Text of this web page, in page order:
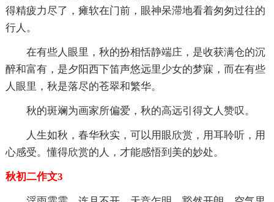
得精疲力尽了，瘫软在门前，眼神呆滞地看着匆匆过往的
行人。
在有些人眼里，秋的扮相恬静端庄，是收获满仓的沉
醉和富有，是夕阳西下笛声悠远里少女的梦寐，而在有些
人眼里，秋是落尽的苍翠和繁华。
秋的斑斓为画家所偏爱，秋的高远引得文人赞叹。
人生如秋，春华秋实，可以用眼欣赏，用耳聆听，用
心感受。懂得欣赏的人，才能感悟到美的妙处。
秋初二作文3